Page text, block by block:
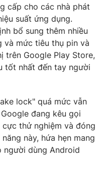
Phạm Quốc Thắng,
355 932
897
cấp cho các nhà phát
suất ứng dụng.
bổ sung thêm nhiều
và mức tiêu thụ pin và
trên Google Play Store,
tốt nhất đến tay người
lock" quá mức vẫn
đang kêu gọi
thử nghiệm và đóng
này, hứa hẹn mang
người dùng Android